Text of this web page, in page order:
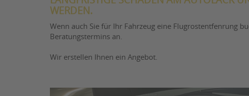
WERDEN.
Wenn auch Sie für Ihr Fahrzeug eine Flugrostentfenrung
Beratungstermins an.
Wir erstellen Ihnen ein Angebot.